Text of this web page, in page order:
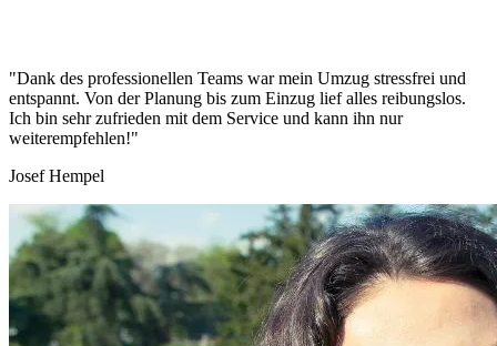
"Dank des professionellen Teams war mein Umzug stressfrei und
entspannt. Von der Planung bis zum Einzug lief alles reibungslos.
Ich bin sehr zufrieden mit dem Service und kann ihn nur
weiterempfehlen!"
Josef Hempel